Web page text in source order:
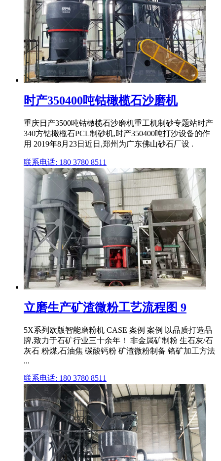
时产350400吨钴橄榄石沙磨机
重庆日产3500吨钴橄榄石沙磨机重工机制砂专题站时产
340方钴橄榄石PCL制砂机,时产350400吨打沙设备的作
用 2019年8月23日近日,郑州为广东佛山砂石厂设 .
联系电话: 180 3780 8511
立磨生产矿渣微粉工艺流程图 9
5X系列欧版智能磨粉机 CASE 案例 案例 以品质打造品
牌,致力于石矿行业三十余年！ 非金属矿制粉 生石灰/石
灰石 粉煤,石油焦 碳酸钙粉 矿渣微粉制备 铬矿加工方法
...
联系电话: 180 3780 8511